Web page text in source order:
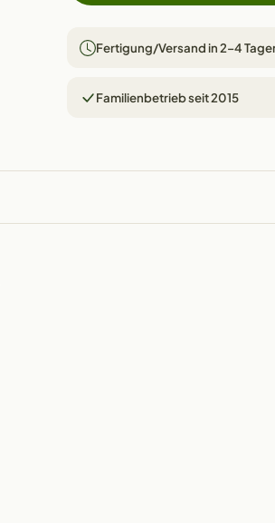
Fertigung/Versand in 2–4
Familienbetrieb seit 2015